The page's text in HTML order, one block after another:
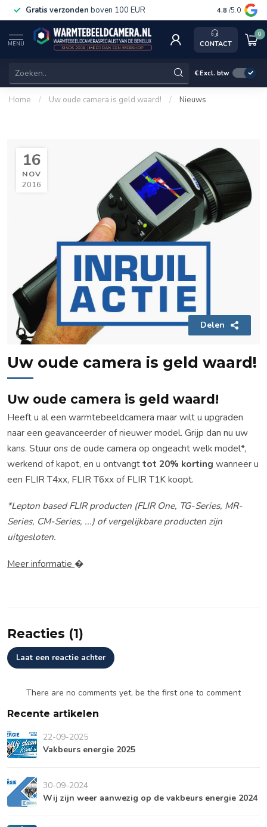
Gratis verzonden boven 100 EUR Service,
4.8 /5.0
MENU CONTACT
0
€Excl. btw
Home / Uw oude camera is geld waard! / Nieuws
16
NOV
2016
Delen
Uw oude camera is geld waard!
Uw oude camera is geld waard!
Heeft u al een warmtebeeldcamera maar wilt u upgraden
naar een geavanceerder of nieuwer model. Grijp dan nu uw
kans. Stuur ons de oude camera op ongeacht welk model*,
werkend of kapot, en u ontvangttot 20% korting wanneer u
een FLIR T4xx, FLIR T6xx of FLIR T1K koopt.
*Lepton based FLIR producten (FLIR One, TG-Series, MR-
Series, CM-Series, ...) of vergelijkbare producten zijn
uitgesloten.
Meer informatie
Reacties (1)
Laat een reactie achter
There are no comments yet, be the first one to comment
Recente artikelen
22-09-2025
Vakbeurs energie 2025
30-09-2024
Wij zijn weer aanwezig op de vakbeurs energie 2024